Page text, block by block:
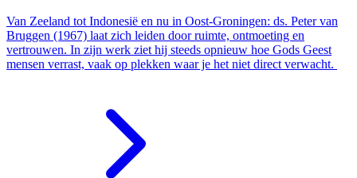
Van Zeeland tot Indonesië en nu in Oost-Groningen: ds. Peter van
Bruggen (1967) laat zich leiden door ruimte, ontmoeting en
vertrouwen. In zijn werk ziet hij steeds opnieuw hoe Gods Geest
mensen verrast, vaak op plekken waar je het niet direct verwacht.